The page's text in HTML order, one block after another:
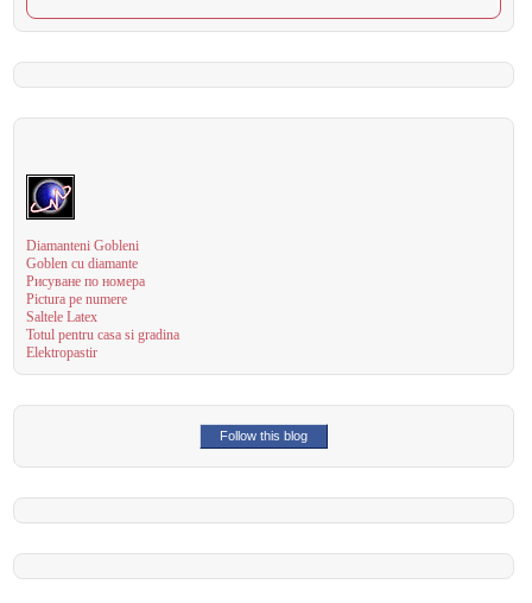
Diamanteni Gobleni
Goblen cu diamante
Рисуване по номера
Pictura pe numere
Saltele Latex
Totul pentru casa si gradina
Elektropastir
Follow this blog